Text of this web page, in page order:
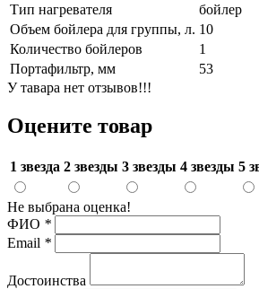
Тип нагревателя
бойлер
Объем бойлера для группы, л. 10
Количество бойлеров
1
Портафильтр, мм
53
У тавара нет отзывов!!!
Оцените товар
1 звезда 2 звезды 3 звезды 4 звезды 5
Не выбрана оценка!
ФИО *
Email *
Достоинства